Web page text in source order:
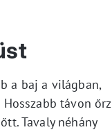
a baj a világban,
távon
Tavaly néhány